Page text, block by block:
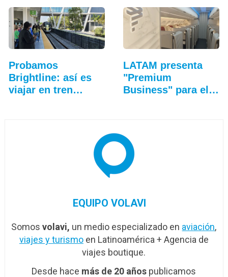
Probamos
Brightline: así es
viajar en tren
LATAM presenta
"Premium
Business" para el
EQUIPO VOLAVI
Somosvolavi, un medio especializado en aviación,
viajes y turismoen Latinoamérica + Agencia de
viajes boutique.
Desde hace más de 20 años publicamos